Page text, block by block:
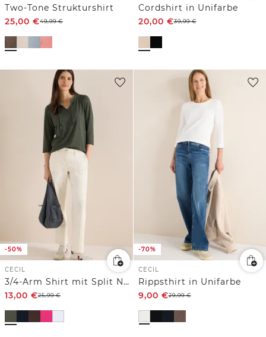
Two-Tone Strukturshirt
25,00 €49,99€
Cordshirt in Unifarbe
20,00 €39,99€
-50%
CECIL
3/4-Arm Shirt mit Split Neck
13,00 €25,99€
-70%
CECIL
Rippsthirt in Unifarbe
9,00 €29,99€